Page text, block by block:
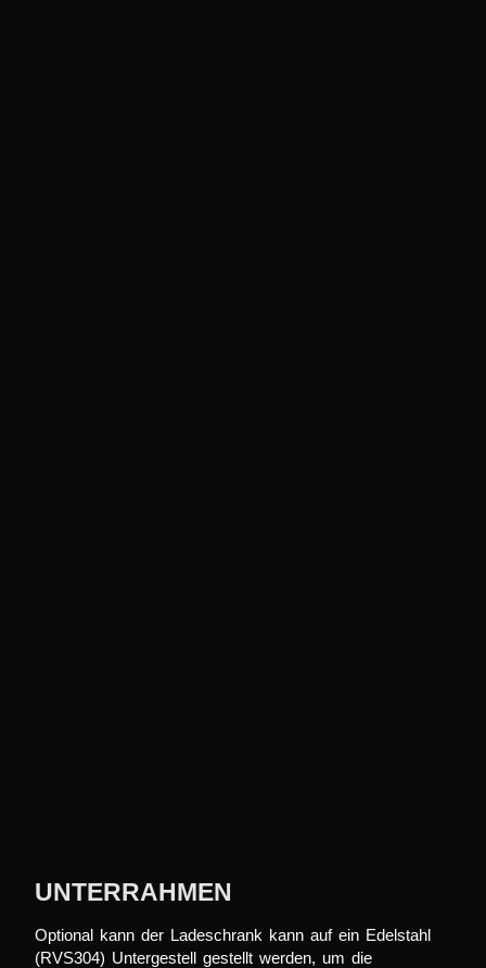
UNTERRAHMEN
Optional kann der Ladeschrank kann auf ein Edelstahl
(RVS304) Untergestell gestellt werden, um die